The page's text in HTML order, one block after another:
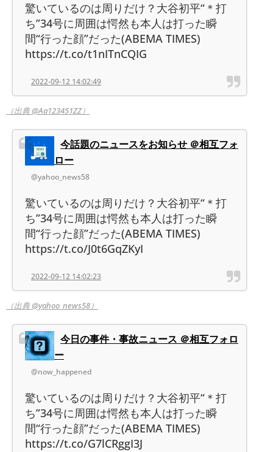
驚いているのは周りだけ？大谷初平“＊打
ち”34号に周囲は愕然も本人は打った瞬
間“行った顔”だった(ABEMA TIMES)
https://t.co/t1nITnCQIG
2022-09-12 14:02:49
（出典 @Aa123451ZZ）
今話題のニュースをお知らせ ＠相互フォ
ロー
@yahoo_news58
驚いているのは周りだけ？大谷初平“＊打
ち”34号に周囲は愕然も本人は打った瞬
間“行った顔”だった(ABEMA TIMES)
https://t.co/J0t6GqZKyI
2022-09-12 14:02:23
（出典 @yahoo_news58）
今日の事件・事故ニュース ＠相互フォロ
ー
@now_happened
驚いているのは周りだけ？大谷初平“＊打
ち”34号に周囲は愕然も本人は打った瞬
間“行った顔”だった(ABEMA TIMES)
https://t.co/G7lCRggI3J